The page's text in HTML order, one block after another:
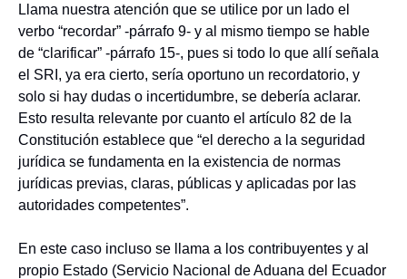
Llama nuestra atención que se utilice por un lado el
verbo “recordar” -párrafo 9- y al mismo tiempo se hable
de “clarificar” -párrafo 15-, pues si todo lo que allí señala
el SRI, ya era cierto, sería oportuno un recordatorio, y
solo si hay dudas o incertidumbre, se debería aclarar.
Esto resulta relevante por cuanto el artículo 82 de la
Constitución establece que “el derecho a la seguridad
jurídica se fundamenta en la existencia de normas
jurídicas previas, claras, públicas y aplicadas por las
autoridades competentes”.
En este caso incluso se llama a los contribuyentes y al
propio Estado (Servicio Nacional de Aduana del Ecuador